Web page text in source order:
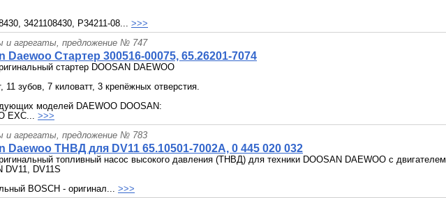
3421108430, P34211-08... >>>
и агрегаты, предложение № 747
Daewoo Стартер 300516-00075, 65.26201-7074
стартер DOOSAN DAEWOO
11 зубов, 7 киловатт, 3 крепёжных отверстия.
моделей DAEWOO DOOSAN:
EXC... >>>
и агрегаты, предложение № 783
Daewoo ТНВД для DV11 65.10501-7002A, 0 445 020 032
топливный насос высокого давления (ТНВД) для техники DOOSAN DAEWOO с двигателем
DV11, DV11S
BOSCH - оригинал... >>>